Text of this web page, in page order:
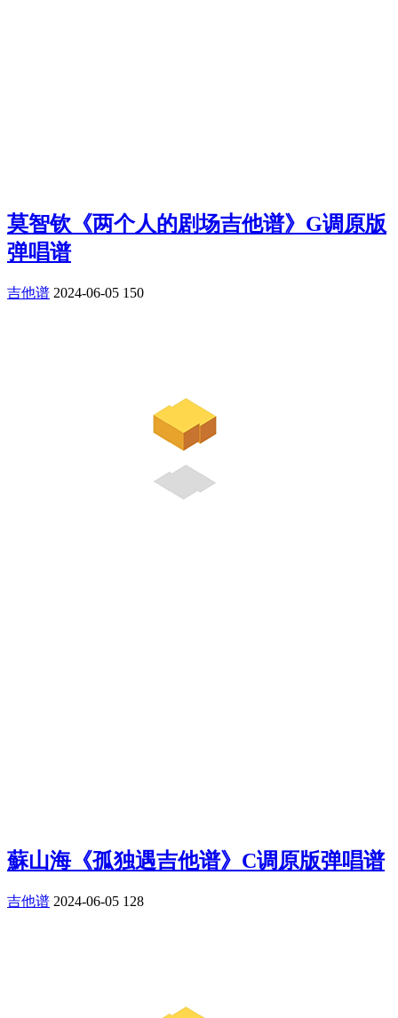
莫智钦《两个人的剧场吉他谱》G调原版
弹唱谱
吉他谱 2024-06-05 150
蘇山海《孤独遇吉他谱》C调原版弹唱谱
吉他谱 2024-06-05 128